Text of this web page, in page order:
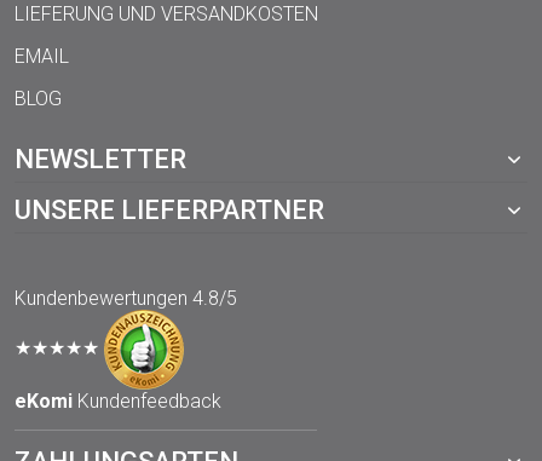
LIEFERUNG UND VERSANDKOSTEN
EMAIL
BLOG
NEWSLETTER
UNSERE LIEFERPARTNER
Kundenbewertungen 4.8/5
★★★★★
eKomi Kundenfeedback